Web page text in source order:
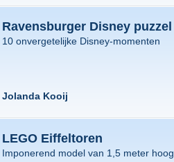
Ravensburger Disney puzzel
10 onvergetelijke Disney-momenten
Jolanda Kooij
LEGO Eiffeltoren
Imponerend model van 1,5 meter hoog